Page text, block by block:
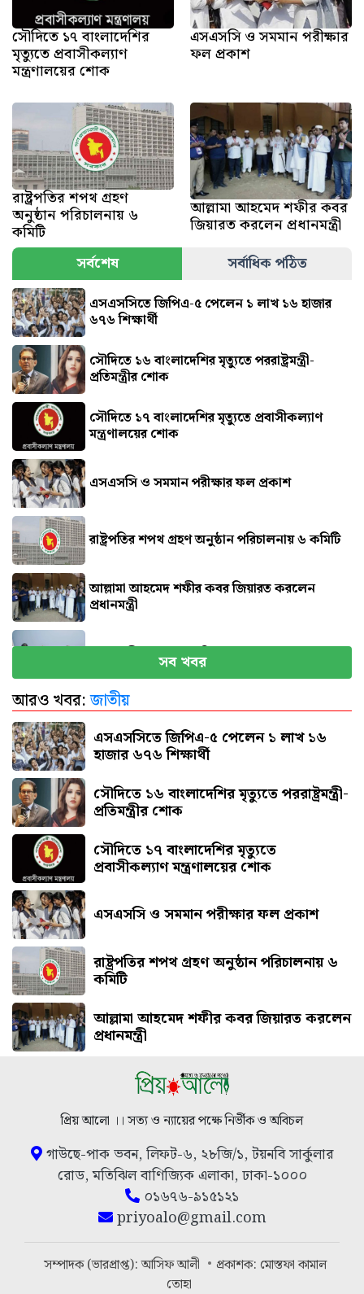
সৌ‌দিতে ১৭ বাংলাদেশির
মৃত্যুতে প্রবাসীকল্যাণ
মন্ত্রণালয়ের শোক
এসএসসি ও সমমান পরীক্ষার
ফল প্রকাশ
রাষ্ট্রপতির শপথ গ্রহণ
অনুষ্ঠান পরিচালনায় ৬
কমিটি
আল্লামা আহমেদ শফীর কবর
জিয়ারত করলেন প্রধানমন্ত্রী
সর্বশেষ
সর্বাধিক পঠিত
এসএসসিতে জিপিএ-৫ পেলেন ১ লাখ ১৬ হাজার
৬৭৬ শিক্ষার্থী
সৌদিতে ১৬ বাংলাদেশির মৃত্যুতে পররাষ্ট্রমন্ত্রী-
প্রতিমন্ত্রীর শোক
সৌ‌দিতে ১৭ বাংলাদেশির মৃত্যুতে প্রবাসীকল্যাণ
মন্ত্রণালয়ের শোক
এসএসসি ও সমমান পরীক্ষার ফল প্রকাশ
রাষ্ট্রপতির শপথ গ্রহণ অনুষ্ঠান পরিচালনায় ৬ কমিটি
আল্লামা আহমেদ শফীর কবর জিয়ারত করলেন
প্রধানমন্ত্রী
প্রধানমন্ত্রীর কাছে ৯ দাবি হেফাজতের
সৌদি আরবে আগুনে পুড়ে ১৭ বাংলাদেশির মৃত্যু
সব খবর
আরও খবর:জাতীয়
এসএসসিতে জিপিএ-৫ পেলেন ১ লাখ ১৬
হাজার ৬৭৬ শিক্ষার্থী
সৌদিতে ১৬ বাংলাদেশির মৃত্যুতে পররাষ্ট্রমন্ত্রী-
প্রতিমন্ত্রীর শোক
সৌ‌দিতে ১৭ বাংলাদেশির মৃত্যুতে
প্রবাসীকল্যাণ মন্ত্রণালয়ের শোক
এসএসসি ও সমমান পরীক্ষার ফল প্রকাশ
রাষ্ট্রপতির শপথ গ্রহণ অনুষ্ঠান পরিচালনায় ৬
কমিটি
আল্লামা আহমেদ শফীর কবর জিয়ারত করলেন
প্রধানমন্ত্রী
প্রিয় আলো ।। সত্য ও ন্যায়ের পক্ষে নির্ভীক ও অবিচল
গাউছে-পাক ভবন, লিফট-৬, ২৮জি/১, টয়নবি সার্কুলার
রোড, মতিঝিল বাণিজ্যিক এলাকা, ঢাকা-১০০০
০১৬৭৬-৯১৫১২১
priyoalo@gmail.com
সম্পাদক (ভারপ্রাপ্ত): আসিফ আলী
প্রকাশক: মোস্তফা কামাল
তোহা